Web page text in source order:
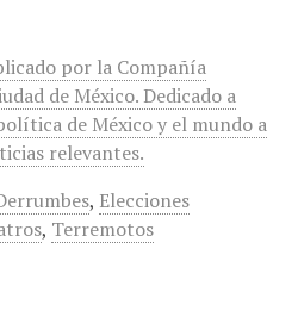
por la Compañía
de México. Dedicado a
de México y el mundo a
relevantes.
, Elecciones
, Terremotos